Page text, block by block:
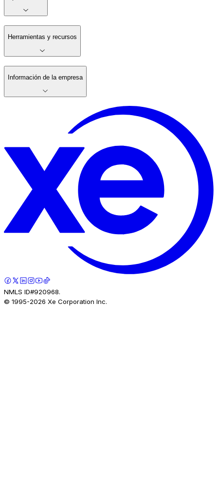
Herramientas y recursos
Información de la empresa
NMLS ID#920968.
© 1995-2026 Xe Corporation Inc.